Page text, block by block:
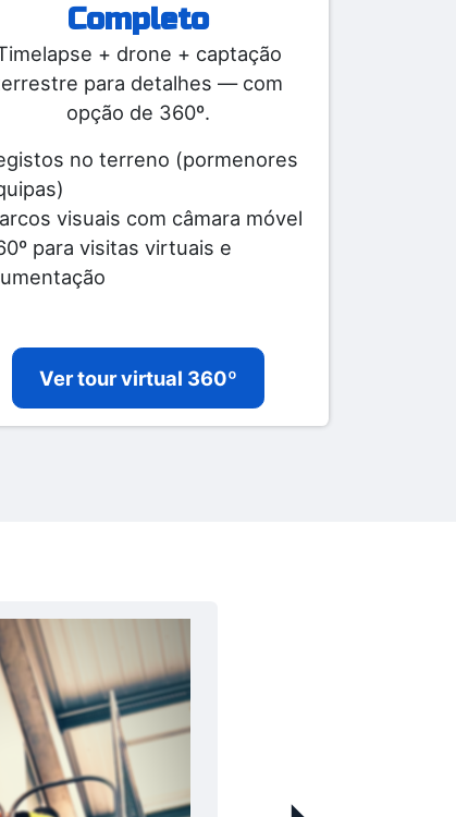
Completo
+ drone + captação
para detalhes — com
opção de 360º.
no terreno (pormenores
visuais com câmara móvel
para visitas virtuais e
Ver tour virtual 360º